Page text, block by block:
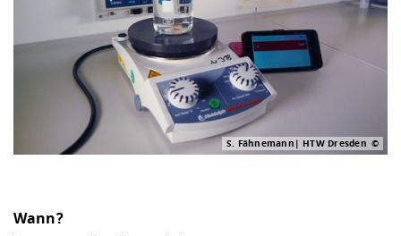
Wann?
S. Fähnemann| HTW Dresden